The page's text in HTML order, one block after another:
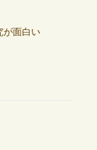
が面白い